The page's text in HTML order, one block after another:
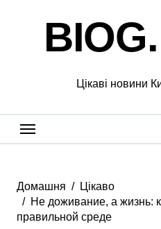
Цікаві новини
Домашня
Цікаво
Не доживание, а жизнь:
правильной среде